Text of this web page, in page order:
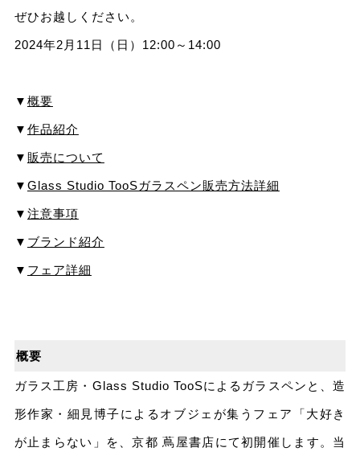
ぜひお越しください。
2024年2月11日（日）12:00～14:00
▼ 概要
▼ 作品紹介
▼ 販売について
▼ Glass Studio TooSガラスペン販売方法詳細
▼ 注意事項
▼ ブランド紹介
▼ フェア詳細
概要
ガラス⼯房・Glass Studio TooSによるガラスペンと、造
形作家・細⾒博⼦によるオブジェが集うフェア「⼤好き
が⽌まらない」を、京都 蔦屋書店にて初開催します。当